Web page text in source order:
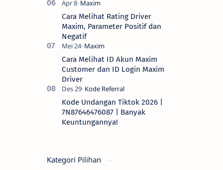
Cara Melihat Rating Driver
Maxim, Parameter Positif dan
Negatif
Cara Melihat ID Akun Maxim
Customer dan ID Login Maxim
Driver
Kode Undangan Tiktok 2026 |
7N87646476087 | Banyak
Keuntungannya!
Kategori Pilihan